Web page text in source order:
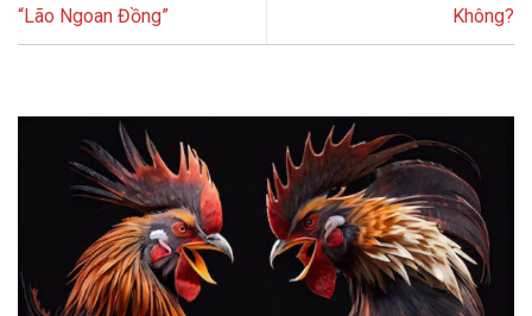
“Lão Ngoan Đồng”
Không?